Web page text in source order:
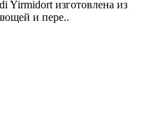
Yirmidort изготовлена из
и пере..